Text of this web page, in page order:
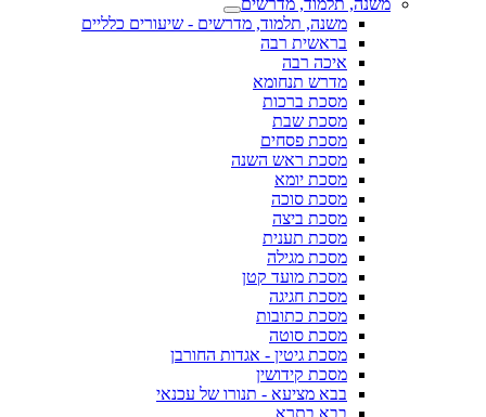
משנה, תלמוד, מדרשים
משנה, תלמוד, מדרשים - שיעורים כלליים
בראשית רבה
איכה רבה
מדרש תנחומא
מסכת ברכות
מסכת שבת
מסכת פסחים
מסכת ראש השנה
מסכת יומא
מסכת סוכה
מסכת ביצה
מסכת תענית
מסכת מגילה
מסכת מועד קטן
מסכת חגיגה
מסכת כתובות
מסכת סוטה
מסכת גיטין - אגדות החורבן
מסכת קידושין
בבא מציעא - תנורו של עכנאי
בבא בתרא